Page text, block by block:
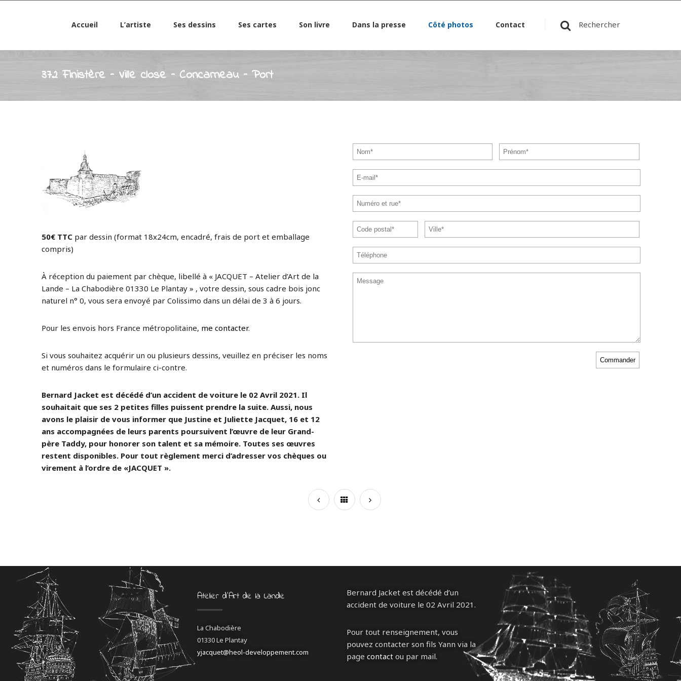
Accueil L’artiste Ses dessins Ses cartes Son livre Dans la presse Côté photos Contact Rechercher
372 Finistère – Ville close – Concarneau – Port
50€ TTC par dessin (format 18x24cm, encadré, frais de port et emballage
compris)
À réception du paiement par chèque, libellé à « JACQUET – Atelier d’Art de la
Lande – La Chabodière 01330 Le Plantay » , votre dessin, sous cadre bois jonc
naturel n° 0, vous sera envoyé par Colissimo dans un délai de 3 à 6 jours.
Pour les envois hors France métropolitaine, me contacter.
Si vous souhaitez acquérir un ou plusieurs dessins, veuillez en préciser les noms
et numéros dans le formulaire ci-contre.
Bernard Jacket est décédé d’un accident de voiture le 02 Avril 2021. Il
souhaitait que ses 2 petites filles puissent prendre la suite. Aussi, nous
avons le plaisir de vous informer que Justine et Juliette Jacquet, 16 et 12
ans accompagnées de leurs parents poursuivent l’œuvre de leur Grand-
père Taddy, pour honorer son talent et sa mémoire. Toutes ses œuvres
restent disponibles. Pour tout règlement merci d’adresser vos chèques ou
virement à l’ordre de «JACQUET ».
Atelier d’Art de la Lande
La Chabodière
01330 Le Plantay
yjacquet@heol-developpement.com
Bernard Jacket est décédé d’un
accident de voiture le 02 Avril 2021.
Pour tout renseignement, vous
pouvez contacter son fils Yann via la
page contactou par mail.